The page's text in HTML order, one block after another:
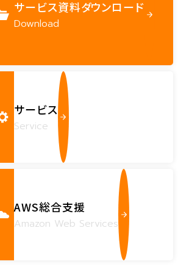
サービス資料ダウンロード
Download
サービス
Service
AWS総合支援
Amazon Web Services